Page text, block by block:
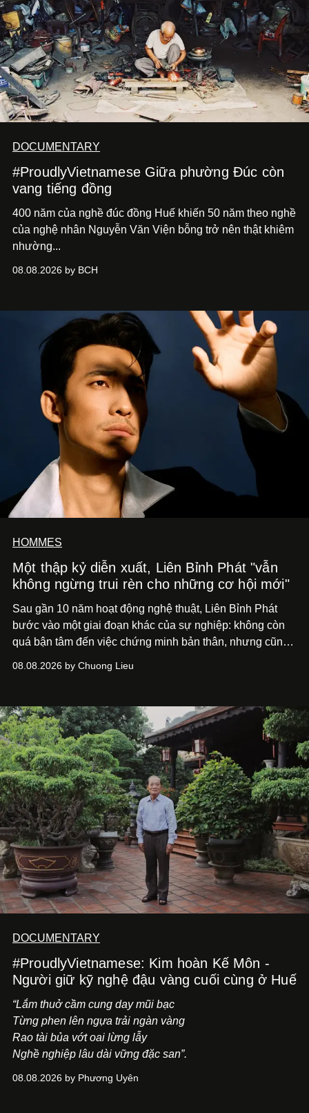
DOCUMENTARY
#ProudlyVietnamese Giữa phường Đúc còn
vang tiếng đồng
400 năm của nghề đúc đồng Huế khiến 50 năm theo nghề
của nghệ nhân Nguyễn Văn Viện bỗng trở nên thật khiêm
nhường...
08.08.2026 by BCH
HOMMES
Một thập kỷ diễn xuất, Liên Bỉnh Phát "vẫn
không ngừng trui rèn cho những cơ hội mới"
Sau gần 10 năm hoạt động nghệ thuật, Liên Bỉnh Phát
bước vào một giai đoạn khác của sự nghiệp: không còn
quá bận tâm đến việc chứng minh bản thân, nhưng cũng
phim điện ảnh trong nửa đầu 2026 đến hành trình trở lại
bằng một tâm thế điềm tĩnh hơn. Anh tiếp tục học hỏi, trau
dồi và chờ đợi những vai diễn đủ sức đưa mình đến
những vùng đất mới. Ở tuổi ngoài 30, điều anh theo đuổi
không phải những đích đến quá lớn, mà là khả năng luôn
tiến về phía trước.
08.08.2026 by Chuong Lieu
DOCUMENTARY
#ProudlyVietnamese: Kim hoàn Kế Môn -
Người giữ kỹ nghệ đậu vàng cuối cùng ở Huế
“Lắm thuở cầm cung day mũi bạc
Từng phen lên ngựa trải ngàn vàng
Rao tài bủa vớt oai lừng lẫy
Nghề nghiệp lâu dài vững đặc san”.
08.08.2026 by Phương Uyên